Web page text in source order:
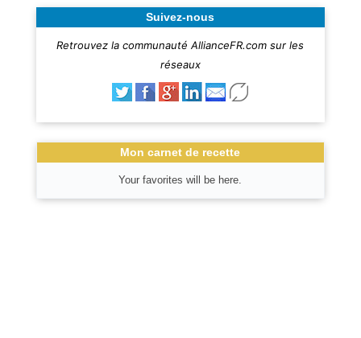
Suivez-nous
Retrouvez la communauté AllianceFR.com sur les
réseaux
Mon carnet de recette
Your favorites will be here.